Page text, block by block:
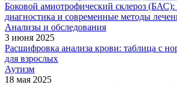
Боковой амиотрофический склероз
диагностика и современные методы
Анализы и обследования
3 июня 2025
Расшифровка анализа крови: таблица с
для взрослых
Аутизм
18 мая 2025